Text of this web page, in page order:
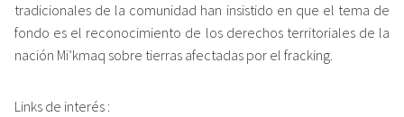
tradicionales de la comunidad han insistido en que el tema de
fondo es el reconocimiento de los derechos territoriales de la
nación Mi’kmaq sobre tierras afectadas por el fracking.
Links de interés :